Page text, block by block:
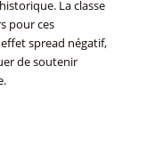
La classe
pour ces
spread négatif,
de soutenir